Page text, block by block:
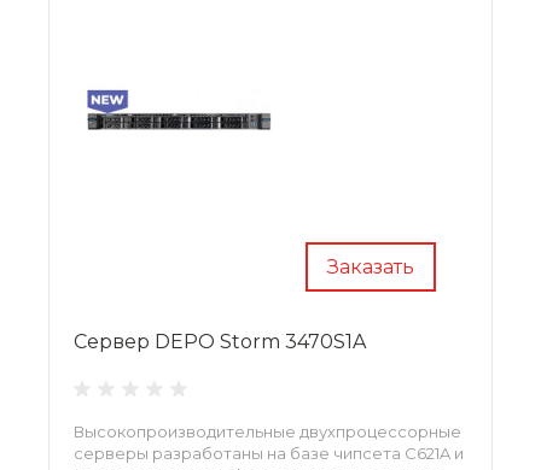
Заказать
Сервер DEPO Storm 3470S1A
Высокопроизводительные двухпроцессорные
серверы разработаны на базе чипсета С621A и